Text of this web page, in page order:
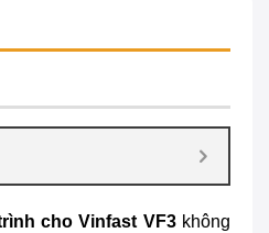
cho Vinfast VF3không